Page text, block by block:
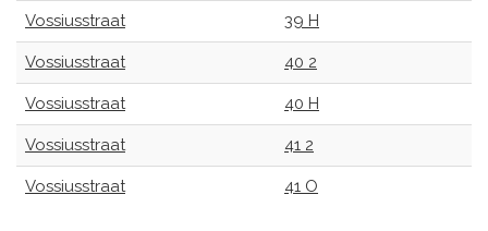
Vossiusstraat 39 H
Vossiusstraat 40 2
Vossiusstraat 40 H
Vossiusstraat 41 2
Vossiusstraat 41 O